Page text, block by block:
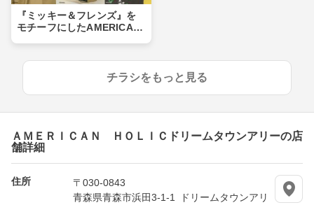
『ミッキー＆フレンズ』を
モチーフにしたAMERICAN
チラシをもっと見る
ＡＭＥＲＩＣＡＮ ＨＯＬＩＣドリームタウンアリーの店
舗詳細
住所
〒030-0843
青森県青森市浜田3-1-1 ドリームタウンアリ